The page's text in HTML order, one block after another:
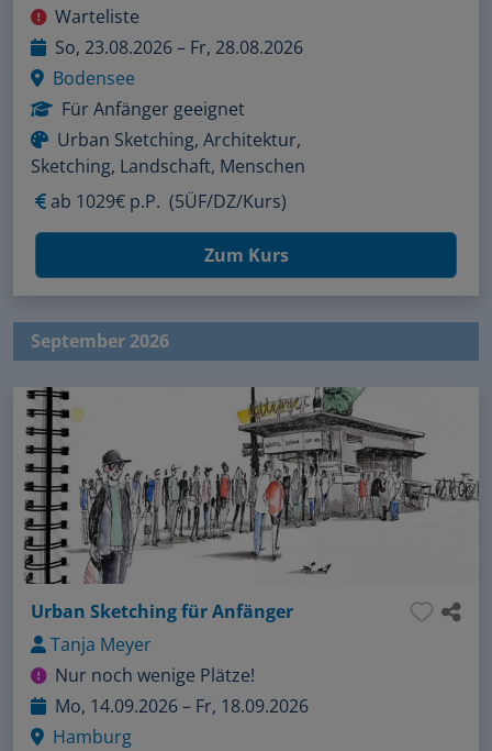
Warteliste
So, 23.08.2026 – Fr, 28.08.2026
Bodensee
Für Anfänger geeignet
Urban Sketching, Architektur,
Sketching, Landschaft, Menschen
ab 1029€ p.P. (5ÜF/DZ/Kurs)
Zum Kurs
September 2026
Urban Sketching für Anfänger
Tanja Meyer
Nur noch wenige Plätze!
Mo, 14.09.2026 – Fr, 18.09.2026
Hamburg